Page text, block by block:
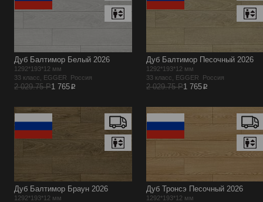
Дуб Балтимор Белый 2026
1292*193*12 мм
33 класс, EGGER Россия
2 029.75 Р1 765p
Дуб Балтимор Песочный 2026
1292*193*12 мм
33 класс, EGGER Россия
2 029.75 Р1 765p
Дуб Балтимор Браун 2026
1292*193*12 мм
Дуб Тронсэ Песочный 2026
1292*193*12 мм